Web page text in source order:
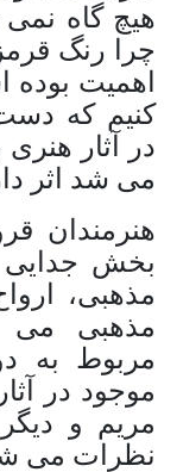
هیچ گاه نمی
چرا رنگ
اهمیت
کنیم که
در آثار
می شد اثر
هنرمندان
بخش جدایی
مذهبی،
مذهبی می
مربوط به
موجود در
مریم و
نظرات می